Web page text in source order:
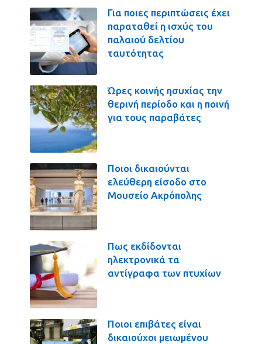
Για ποιες περιπτώσεις έχει
παραταθεί η ισχύς του
παλαιού δελτίου
ταυτότητας
Ώρες κοινής ησυχίας την
θερινή περίοδο και η ποινή
για τους παραβάτες
Ποιοι δικαιούνται
ελεύθερη είσοδο στο
Μουσείο Ακρόπολης
Πως εκδίδονται
ηλεκτρονικά τα
αντίγραφα των πτυχίων
Ποιοι επιβάτες είναι
δικαιούχοι μειωμένου